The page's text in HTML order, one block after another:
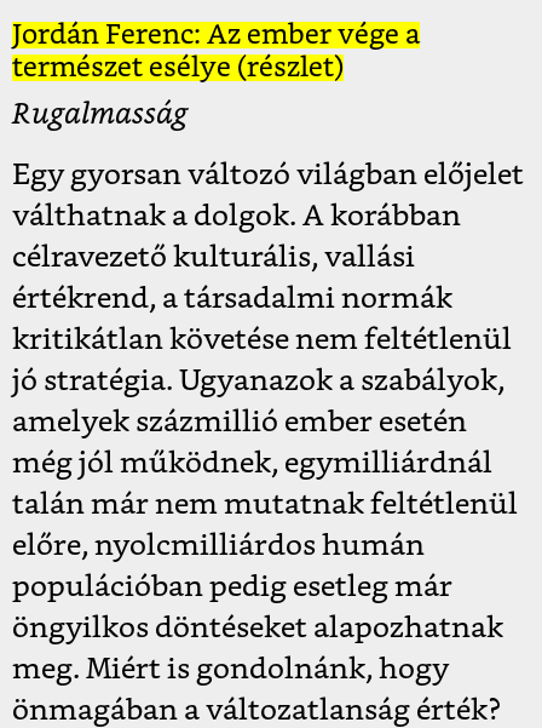
Jordán Ferenc: Az ember vége a
természet esélye (részlet)
Rugalmasság
Egy gyorsan változó világban előjelet
válthatnak a dolgok. A korábban
célravezető kulturális, vallási
értékrend, a társadalmi normák
kritikátlan követése nem feltétlenül
jó stratégia. Ugyanazok a szabályok,
amelyek százmillió ember esetén
még jól működnek, egymilliárdnál
talán már nem mutatnak feltétlenül
előre, nyolcmilliárdos humán
populációban pedig esetleg már
öngyilkos döntéseket alapozhatnak
meg. Miért is gondolnánk, hogy
önmagában a változatlanság érték?